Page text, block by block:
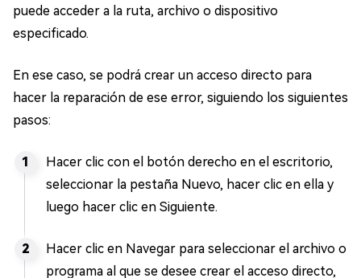
puede acceder a la ruta, archivo o dispositivo
especificado.
En ese caso, se podrá crear un acceso directo para
hacer la reparación de ese error, siguiendo los siguientes
pasos:
Hacer clic con el botón derecho en el escritorio,
seleccionar la pestaña Nuevo, hacer clic en ella y
luego hacer clic en Siguiente.
Hacer clic en Navegar para seleccionar el archivo o
programa al que se desee crear el acceso directo,